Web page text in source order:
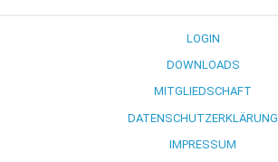
LOGIN
DOWNLOADS
MITGLIEDSCHAFT
DATENSCHUTZERKLÄRUNG
IMPRESSUM